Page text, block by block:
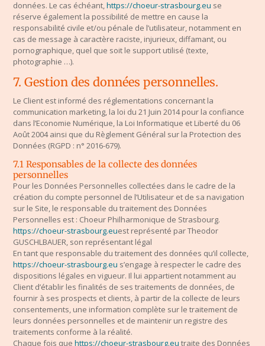
données. Le cas échéant,https://choeur-strasbourg.eu se
réserve également la possibilité de mettre en cause la
responsabilité civile et/ou pénale de l’utilisateur, notamment en
cas de message à caractère raciste, injurieux, diffamant, ou
pornographique, quel que soit le support utilisé (texte,
photographie …).
7. Gestion des données personnelles.
Le Client est informé des réglementations concernant la
communication marketing, la loi du 21 Juin 2014 pour la confiance
dans l’Economie Numérique, la Loi Informatique et Liberté du 06
Août 2004 ainsi que du Règlement Général sur la Protection des
Données (RGPD : n° 2016-679).
7.1 Responsables de la collecte des données
personnelles
Pour les Données Personnelles collectées dans le cadre de la
création du compte personnel de l’Utilisateur et de sa navigation
sur le Site, le responsable du traitement des Données
Personnelles est : Choeur Philharmonique de Strasbourg.
https://choeur-strasbourg.euest représenté par Theodor
GUSCHLBAUER, son représentant légal
En tant que responsable du traitement des données qu’il collecte,
https://choeur-strasbourg.eu s’engage à respecter le cadre des
dispositions légales en vigueur. Il lui appartient notamment au
Client d’établir les finalités de ses traitements de données, de
fournir à ses prospects et clients, à partir de la collecte de leurs
consentements, une information complète sur le traitement de
leurs données personnelles et de maintenir un registre des
traitements conforme à la réalité.
Chaque fois quehttps://choeur-strasbourg.eu traite des Données